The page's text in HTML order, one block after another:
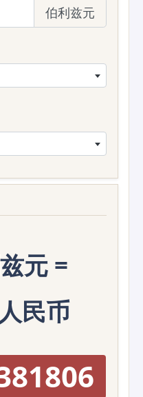
伯利兹元
元 =
民币